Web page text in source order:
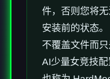
件，否则您将
安装前的状态。
不覆盖文件而
AI少量女竞技